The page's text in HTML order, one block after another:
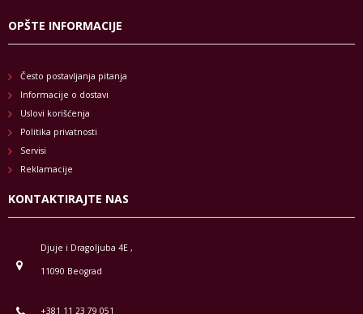
OPŠTE INFORMACIJE
Često postavljanja pitanja
Informacije o dostavi
Uslovi korišćenja
Politika privatnosti
Servisi
Reklamacije
KONTAKTIRAJTE NAS
Djuje i Dragoljuba 4E ,
11090 Beograd
+381 11 23 79 051